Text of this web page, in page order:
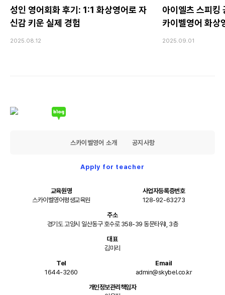
성인 영어회화 후기: 1:1 화상영어로 자
신감 키운 실제 경험
2025.08.12
아이엘츠 스피킹
카이벨영어 화상
2025.09.01
스카이벨영어 소개 공지사항
Apply for teacher
교육원명
스카이벨영어평생교육원
사업자등록증번호
128-92-63273
주소
경기도 고양시 일산동구 호수로 358-39 동문타워I, 3층
대표
김미리
Tel
1644-3260
Email
admin@skybel.co.kr
개인정보관리책임자